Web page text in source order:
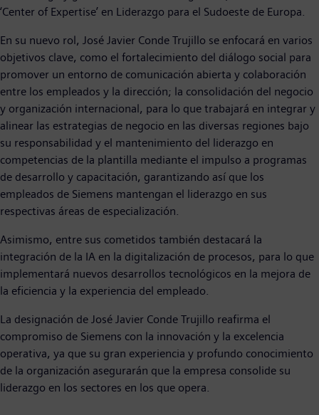
‘Center of Expertise’ en Liderazgo para el Sudoeste de Europa.
En su nuevo rol, José Javier Conde Trujillo se enfocará en varios
objetivos clave, como el fortalecimiento del diálogo social para
promover un entorno de comunicación abierta y colaboración
entre los empleados y la dirección; la consolidación del negocio
y organización internacional, para lo que trabajará en integrar y
alinear las estrategias de negocio en las diversas regiones bajo
su responsabilidad y el mantenimiento del liderazgo en
competencias de la plantilla mediante el impulso a programas
de desarrollo y capacitación, garantizando así que los
empleados de Siemens mantengan el liderazgo en sus
respectivas áreas de especialización.
Asimismo, entre sus cometidos también destacará la
integración de la IA en la digitalización de procesos, para lo que
implementará nuevos desarrollos tecnológicos en la mejora de
la eficiencia y la experiencia del empleado.
La designación de José Javier Conde Trujillo reafirma el
compromiso de Siemens con la innovación y la excelencia
operativa, ya que su gran experiencia y profundo conocimiento
de la organización asegurarán que la empresa consolide su
liderazgo en los sectores en los que opera.